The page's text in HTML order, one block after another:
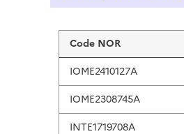
Liste de résultats
Code NOR
IOME2410127A
IOME2308745A
INTE1719708A